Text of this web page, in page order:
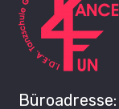
Büroadresse: